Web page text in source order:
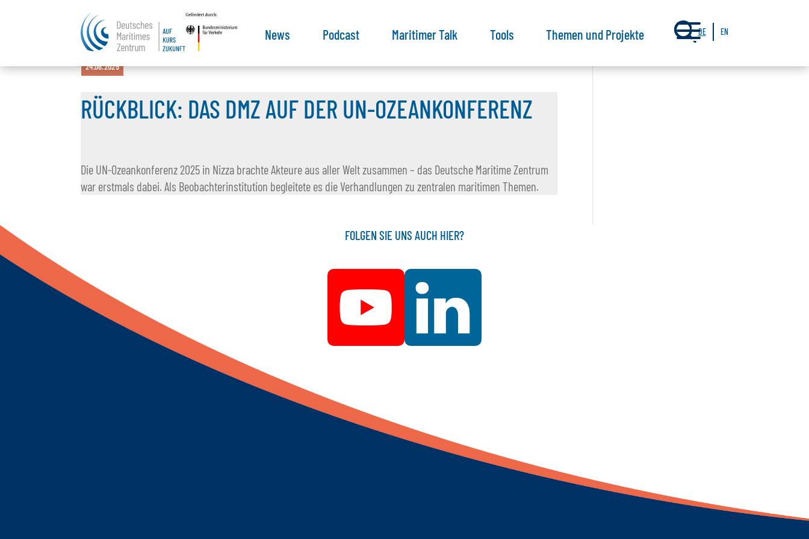
News Podcast Maritimer Talk Tools Themen und Projekte a
DE EN
RÜCKBLICK: DAS DMZ AUF DER UN-OZEANKONFERENZ
24.06.2025
Die UN-Ozeankonferenz 2025 in Nizza brachte Akteure aus aller Welt zusammen – das Deutsche Maritime Zentrum
war erstmals dabei. Als Beobachterinstitution begleitete es die Verhandlungen zu zentralen maritimen Themen.
FOLGEN SIE UNS AUCH HIER?